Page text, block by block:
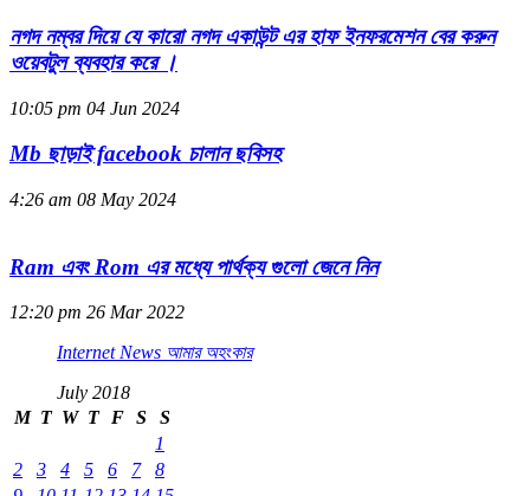
নগদ নম্বর দিয়ে যে কারো নগদ একাউন্ট এর হাফ ইনফরমেশন বের করুন
ওয়েবটুল ব্যবহার করে ।
10:05 pm 04 Jun 2024
Mb ছাড়াই facebook চালান ছবিসহ
4:26 am 08 May 2024
Ram এবং Rom এর মধ্যে পার্থক্য গুলো জেনে নিন
12:20 pm 26 Mar 2022
Internet News আমার অহংকার
July 2018
M T W T F S
S
1
2
3 4 5 6 7
8